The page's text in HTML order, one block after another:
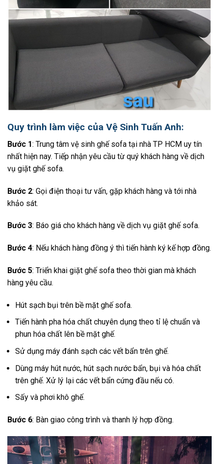
Quy trình làm việc của Vệ Sinh Tuấn Anh:
Bước 1: Trung tâm vệ sinh ghế sofa tại nhà TP HCM uy tín
nhất hiện nay. Tiếp nhận yêu cầu từ quý khách hàng về dịch
vụ giặt ghế sofa.
Bước 2: Gọi điện thoại tư vấn, gặp khách hàng và tới nhà
khảo sát.
Bước 3: Báo giá cho khách hàng về dịch vụ giặt ghế sofa.
Bước 4: Nếu khách hàng đồng ý thì tiến hành ký kế hợp đồng.
Bước 5: Triển khai giặt ghế sofa theo thời gian mà khách
hàng yêu cầu.
Hút sạch bụi trên bề mặt ghế sofa.
Tiến hành pha hóa chất chuyên dụng theo tỉ lệ chuẩn và
phun hóa chất lên bề mặt ghế.
Sử dụng máy đánh sạch các vết bẩn trên ghế.
Dùng máy hút nước, hút sạch nước bẩn, bụi và hóa chất
trên ghế. Xử lý lại các vết bẩn cứng đầu nếu có.
Sấy và phơi khô ghế.
Bước 6: Bàn giao công trình và thanh lý hợp đồng.